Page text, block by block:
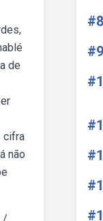
de
cifra
não
#8
#9